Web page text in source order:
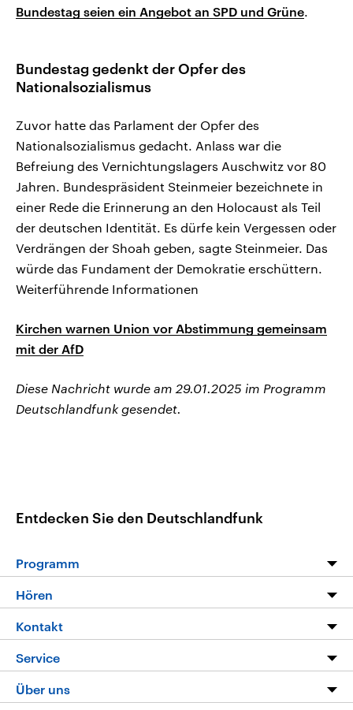
Bundestag seien ein Angebot an SPD und Grüne.
Bundestag gedenkt der Opfer des
Nationalsozialismus
Zuvor hatte das Parlament der Opfer des
Nationalsozialismus gedacht. Anlass war die
Befreiung des Vernichtungslagers Auschwitz vor 80
Jahren. Bundespräsident Steinmeier bezeichnete in
einer Rede die Erinnerung an den Holocaust als Teil
der deutschen Identität. Es dürfe kein Vergessen oder
Verdrängen der Shoah geben, sagte Steinmeier. Das
würde das Fundament der Demokratie erschüttern.
Weiterführende Informationen
Kirchen warnen Union vor Abstimmung gemeinsam
mit der AfD
Diese Nachricht wurde am 29.01.2025 im Programm
Deutschlandfunk gesendet.
Entdecken Sie den Deutschlandfunk
Programm
Programm
Die Nachrichten
Nachrichtenleicht
Neue Beiträge auf dlf.de
Hören
Livestream
Podcasts
Deutschlandfunk App
Kontakt
Hörerservice
Service
FAQ
Über uns